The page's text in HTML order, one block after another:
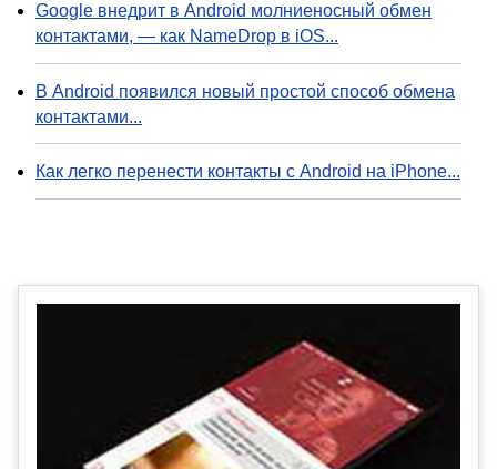
Google внедрит в Android молниеносный обмен
контактами, — как NameDrop в iOS...
В Android появился новый простой способ обмена
контактами...
Как легко перенести контакты с Android на iPhone...